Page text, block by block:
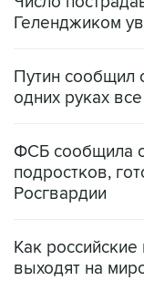
Геленджиком
Путин сообщил
одних руках
ФСБ сообщила
подростков,
Росгвардии
Как
выходят на